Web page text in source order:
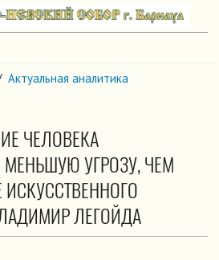
Актуальная аналитика
ЧЕЛОВЕКА
МЕНЬШУЮ УГРОЗУ, ЧЕМ
ЛЕГОЙДА